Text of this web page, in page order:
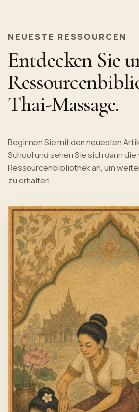
NEUESTE RESSOURCEN
Entdecken Sie
Thai-Massage.
Beginnen Sie mit den neuesten
School und sehen Sie sich dann
Ressourcenbibliothek an, um
zu erhalten.